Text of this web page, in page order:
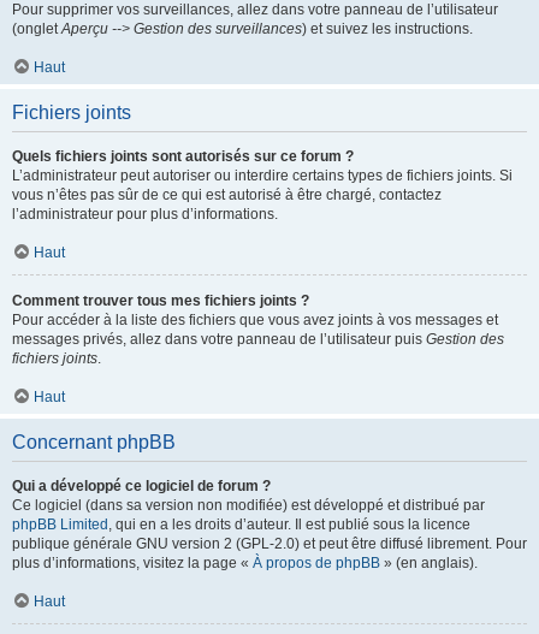
Pour supprimer vos surveillances, allez dans votre panneau de l’utilisateur
(ongletAperçu --> Gestion des surveillances) et suivez les instructions.
Haut
Fichiers joints
Quels fichiers joints sont autorisés sur ce forum ?
L’administrateur peut autoriser ou interdire certains types de fichiers joints. Si
vous n’êtes pas sûr de ce qui est autorisé à être chargé, contactez
l’administrateur pour plus d’informations.
Haut
Comment trouver tous mes fichiers joints ?
Pour accéder à la liste des fichiers que vous avez joints à vos messages et
messages privés, allez dans votre panneau de l’utilisateur puis Gestion des
fichiers joints.
Haut
Concernant phpBB
Qui a développé ce logiciel de forum ?
Ce logiciel (dans sa version non modifiée) est développé et distribué par
phpBB Limited , qui en a les droits d’auteur. Il est publié sous la licence
publique générale GNU version 2 (GPL-2.0) et peut être diffusé librement. Pour
plus d’informations, visitez la page « À propos de phpBB » (en anglais).
Haut